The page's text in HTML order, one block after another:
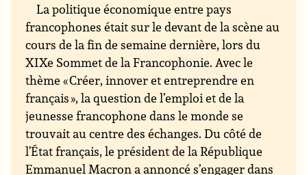
La politique économique entre pays
francophones était sur le devant de la scène au
cours de la fin de semaine dernière, lors du
XIXe Sommet de la Francophonie. Avec le
thème « Créer, innover et entreprendre en
français », la question de l’emploi et de la
jeunesse francophone dans le monde se
trouvait au centre des échanges. Du côté de
l’État français, le président de la République
Emmanuel Macron a annoncé s’engager dans